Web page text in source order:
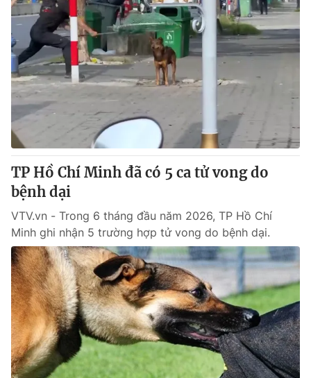
Y tế
Thế giới
Tin tức
Thế giới đó đây
Câu chuyện quốc tế
Kinh tế
Tài chính
Thị trường
Góc doanh nghiệp
Dữ liệu và đời sống
Truyền hình
Phim VTV
Hậu trường
Nhân vật
Khán giả
Giải sao mai
Giải trí
Điện ảnh
Âm nhạc
Sao
Đời sống
Du lịch
Làm đẹp
Chất lượng cuộc sống
Giáo dục
Tuyển sinh
Học trực tuyến
Công nghệ
Hitech Công nghệ tương lai
Giao lưu trực tuyến
TP Hồ Chí Minh đã có 5 ca tử vong do
bệnh dại
VTV.vn - Trong 6 tháng đầu năm 2026, TP Hồ Chí
Minh ghi nhận 5 trường hợp tử vong do bệnh dại.